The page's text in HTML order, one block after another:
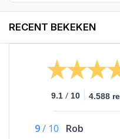
RECENT BEKEKEN
9.1 / 10 4.588
9/ 10
Rob